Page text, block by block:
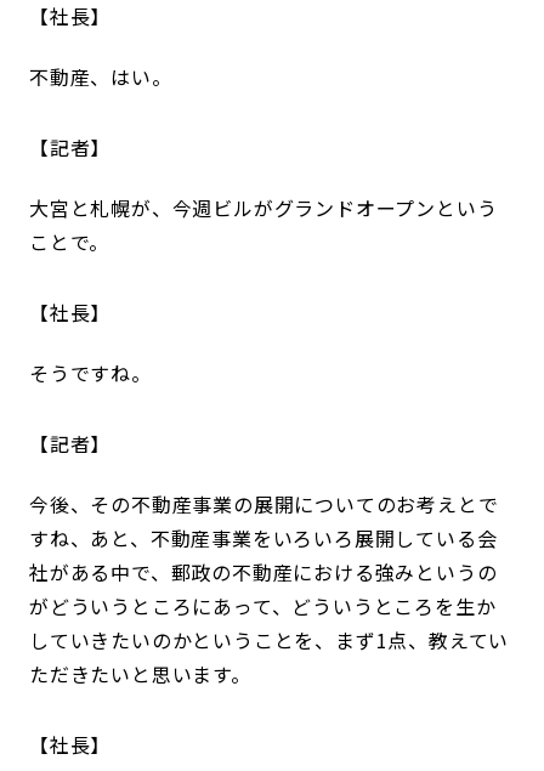
社長
不動産、はい。
記者
大宮と札幌が、今週ビルがグランドオープンという
ことで。
社長
そうですね。
記者
今後、その不動産事業の展開についてのお考えとで
すね、あと、不動産事業をいろいろ展開している会
社がある中で、郵政の不動産における強みというの
がどういうところにあって、どういうところを生か
していきたいのかということを、まず1点、教えてい
ただきたいと思います。
社長